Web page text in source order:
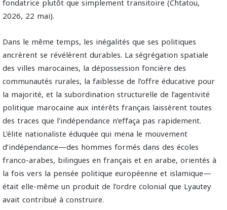
2026, 22 mai).
Dans le même temps, les inégalités que ses politiques
ancrèrent se révélèrent durables. La ségrégation spatiale
des villes marocaines, la dépossession foncière des
communautés rurales, la faiblesse de l’offre éducative pour
la majorité, et la subordination structurelle de l’agentivité
politique marocaine aux intérêts français laissèrent toutes
des traces que l’indépendance n’effaça pas rapidement.
L’élite nationaliste éduquée qui mena le mouvement
d’indépendance—des hommes formés dans des écoles
franco-arabes, bilingues en français et en arabe, orientés à
la fois vers la pensée politique européenne et islamique—
était elle-même un produit de l’ordre colonial que Lyautey
avait contribué à construire.